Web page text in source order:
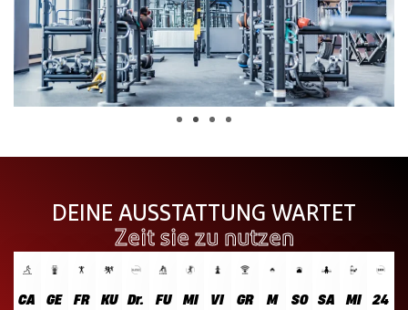
DEINE AUSSTATTUNG WARTET
Zeit sie zu nutzen
CA
GE
FR
KU
Dr.
FU
MI
VI
GR
M
SO
SA
MI
24